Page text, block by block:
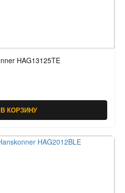
Болгарка (УШМ) Hanskonner HAG13125TE
В КОРЗИНУ